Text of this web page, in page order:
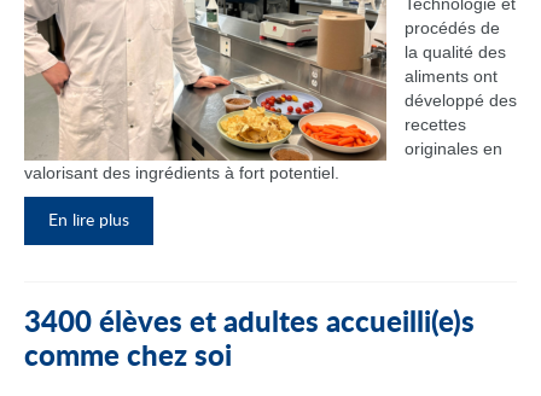
procédés de
la qualité des
aliments ont
développé des
recettes
originales en
valorisant des ingrédients à fort potentiel.
En lire plus
3400 élèves et adultes accueilli(e)s
comme chez soi